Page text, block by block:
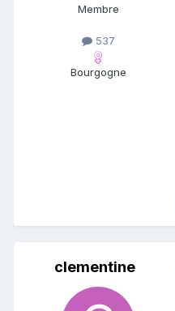
Membre
537
Bourgogne
clementine